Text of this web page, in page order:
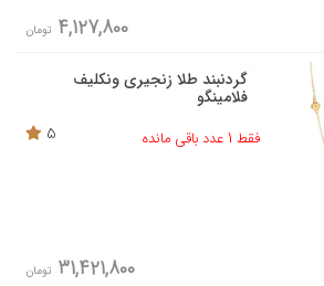
4,127,800 تومان
گردنبند طلا زنجیری ونکلیف
فلامینگو
فقط 1 عدد باقی مانده
5
31,421,800 تومان